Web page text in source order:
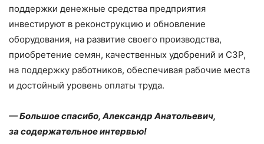
поддержки денежные средства предприятия
инвестируют в реконструкцию и обновление
оборудования, на развитие своего производства,
приобретение семян, качественных удобрений и СЗР,
на поддержку работников, обеспечивая рабочие места
и достойный уровень оплаты труда.
— Большое спасибо, Александр Анатольевич,
за содержательное интервью!